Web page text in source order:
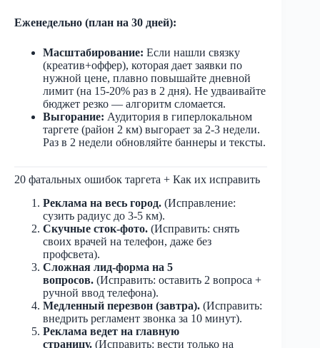
Еженедельно (план на 30 дней):
Масштабирование: Если нашли связку
(креатив+оффер), которая дает заявки по
нужной цене, плавно повышайте дневной
лимит (на 15-20% раз в 2 дня). Не удваивайте
бюджет резко — алгоритм сломается.
Выгорание: Аудитория в гиперлокальном
таргете (район 2 км) выгорает за 2-3 недели.
Раз в 2 недели обновляйте баннеры и тексты.
20 фатальных ошибок таргета + Как их исправить
Реклама на весь город. (Исправление:
сузить радиус до 3-5 км).
Скучные сток-фото. (Исправить: снять
своих врачей на телефон, даже без
профсвета).
Сложная лид-форма на 5
вопросов. (Исправить: оставить 2 вопроса +
ручной ввод телефона).
Медленный перезвон (завтра). (Исправить:
внедрить регламент звонка за 10 минут).
Реклама ведет на главную
страницу. (Исправить: вести только на